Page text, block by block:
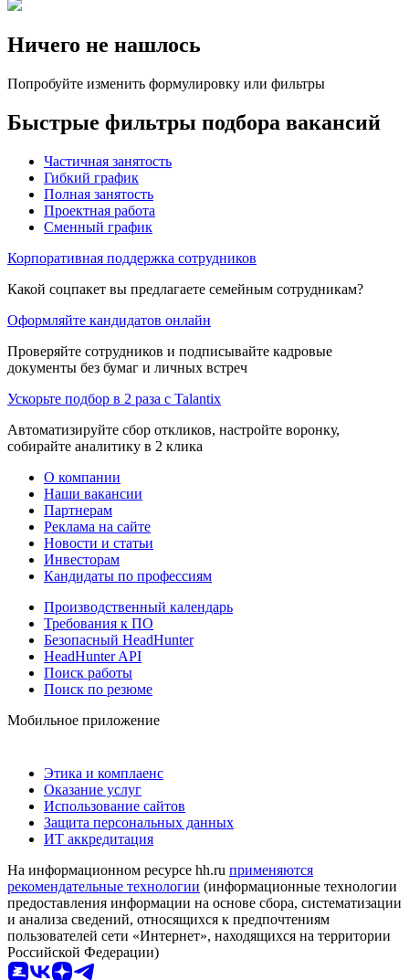
Ничего не нашлось
Попробуйте изменить формулировку или фильтры
Быстрые фильтры подбора вакансий
Частичная занятость
Гибкий график
Полная занятость
Проектная работа
Сменный график
Корпоративная поддержка сотрудников
Какой соцпакет вы предлагаете семейным сотрудникам?
Оформляйте кандидатов онлайн
Проверяйте сотрудников и подписывайте кадровые
документы без бумаг и личных встреч
Ускорьте подбор в 2 раза с Talantix
Автоматизируйте сбор откликов, настройте воронку,
собирайте аналитику в 2 клика
О компании
Наши вакансии
Партнерам
Реклама на сайте
Новости и статьи
Инвесторам
Кандидаты по профессиям
Производственный календарь
Требования к ПО
Безопасный HeadHunter
HeadHunter API
Поиск работы
Поиск по резюме
Мобильное приложение
Этика и комплаенс
Оказание услуг
Использование сайтов
Защита персональных данных
ИТ аккредитация
На информационном ресурсе hh.ru применяются
рекомендательные технологии (информационные технологии
предоставления информации на основе сбора, систематизации
и анализа сведений, относящихся к предпочтениям
пользователей сети «Интернет», находящихся на территории
Российской Федерации)